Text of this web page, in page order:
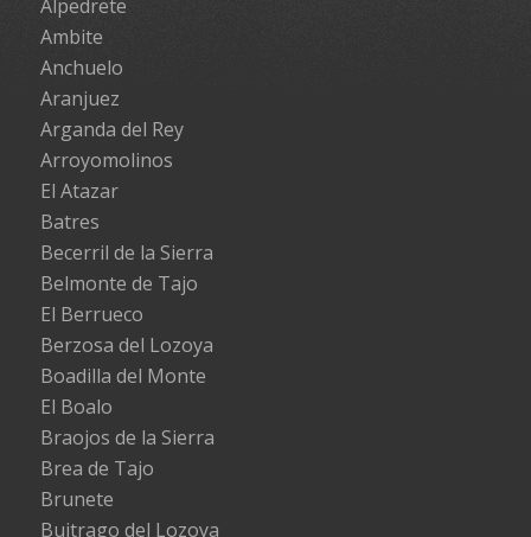
Alpedrete
Ambite
Anchuelo
Aranjuez
Arganda del Rey
Arroyomolinos
El Atazar
Batres
Becerril de la Sierra
Belmonte de Tajo
El Berrueco
Berzosa del Lozoya
Boadilla del Monte
El Boalo
Braojos de la Sierra
Brea de Tajo
Brunete
Buitrago del Lozoya